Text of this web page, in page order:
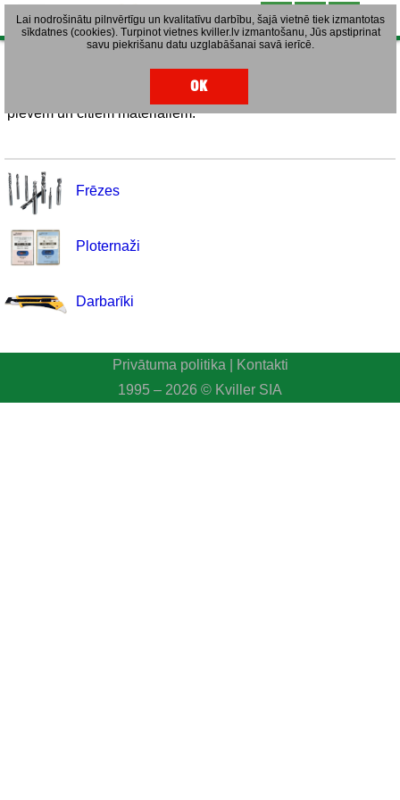
Aksesuāri
plēvēm un citiem materiāliem.
Frēzes
Ploternaži
Darbarīki
Privātuma politika
Kontakti
1995 – 2026 © Kviller SIA
Lai nodrošinātu pilnvērtīgu un kvalitatīvu darbību, šajā vietnē tiek izmantotas
sīkdatnes (cookies). Turpinot vietnes kviller.lv izmantošanu, Jūs apstiprinat
savu piekrišanu datu uzglabāšanai savā ierīcē.
OK